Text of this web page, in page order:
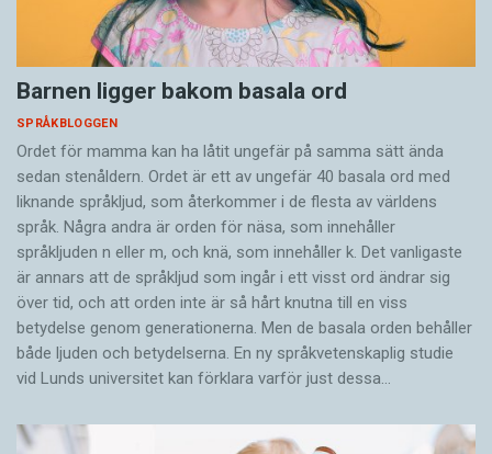
Barnen ligger bakom basala ord
SPRÅKBLOGGEN
Ordet för mamma kan ha låtit ungefär på samma sätt ända
sedan stenåldern. Ordet är ett av ungefär 40 basala ord med
liknande språkljud, som återkommer i de flesta av världens
språk. Några andra är orden för näsa, som innehåller
språkljuden n eller m, och knä, som innehåller k. Det vanligaste
är annars att de språkljud som ingår i ett visst ord ändrar sig
över tid, och att orden inte är så hårt knutna till en viss
betydelse genom generationerna. Men de basala orden behåller
både ljuden och betydelserna. En ny språkvetenskaplig studie
vid Lunds universitet kan förklara varför just dessa…